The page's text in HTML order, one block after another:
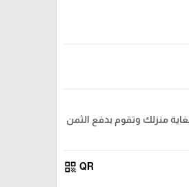
منزلك وتقوم بدفع الثمن
QR
qr_code